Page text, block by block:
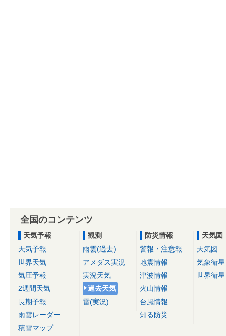
全国のコンテンツ
天気予報
天気予報
世界天気
気圧予報
2週間天気
長期予報
雨雲レーダー
積雪マップ
観測
雨雲(過去)
アメダス実況
実況天気
過去天気
雷(実況)
防災情報
警報・注意報
地震情報
津波情報
火山情報
台風情報
知る防災
天気図
天気図
気象衛星
世界衛星